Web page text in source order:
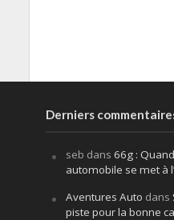
Derniers
seb dans 66g :
automobile se met à
Aventures Auto dans
piste pour la bonne